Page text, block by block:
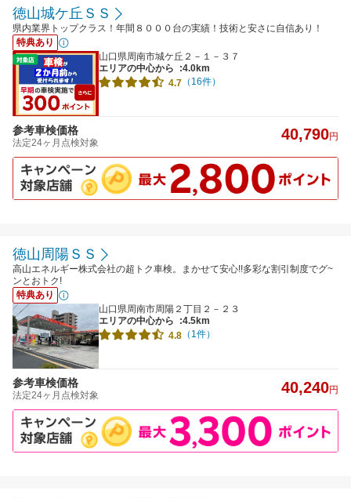
徳山城ケ丘ＳＳ
県内業界トップクラス！年間８０００台の実績！技術と安さに自信あり！
特典あり
山口県周南市城ケ丘２－１－３７
エリアの中心から
:4.0km
4.7 （16件）
参考車検価格
法定24ヶ月点検対象 40,790円
徳山周陽ＳＳ
高山エネルギー株式会社の超トク車検。まかせて安心!!多彩な割引制度でグ~
ンとおトク!
特典あり
山口県周南市周陽２丁目２－２３
エリアの中心から
:4.5km
4.8 （1件）
参考車検価格
法定24ヶ月点検対象 40,240円